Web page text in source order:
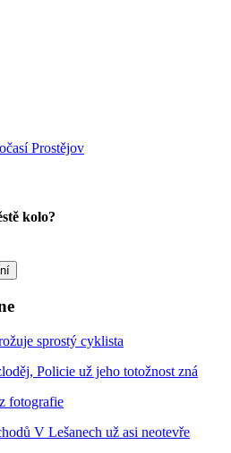
kolo?
sprostý cyklista
Policie už jeho totožnost zná
fotografie
V Lešanech už asi neotevře